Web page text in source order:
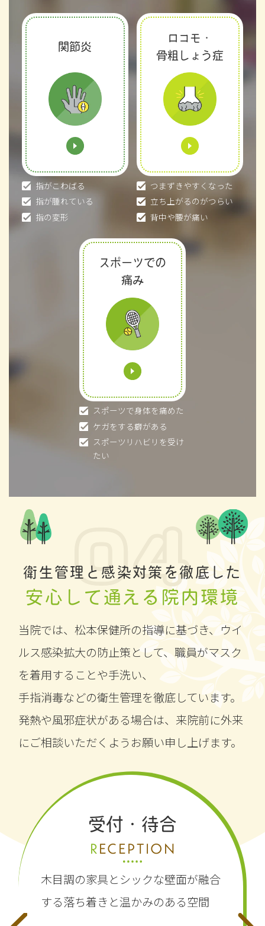
関節炎
指がこわばる
指が腫れている
指の変形
ロコモ・
骨粗しょう症
つまずきやすくなった
立ち上がるのがつらい
背中や腰が痛い
スポーツでの
痛み
スポーツで身体を痛めた
ケガをする癖がある
スポーツリハビリを受け
たい
衛生管理と感染対策を徹底した
安心して通える院内環境
当院では、松本保健所の指導に基づき、ウイ
ルス感染拡大の防止策として、職員がマスク
を着用することや手洗い、
手指消毒などの衛生管理を徹底しています。
発熱や風邪症状がある場合は、来院前に外来
にご相談いただくようお願い申し上げます。
受付・待合
RECEPTION
木目調の家具とシックな壁面が融合
する落ち着きと温かみのある空間
リハビリ室
REHABILITATION
広々と清潔感溢れる空間に多くの
ハビリベッドを配置した
快適なリハビリ室
診察室
EXAMINATION
安心して診察を受けられる、
室のプライベートに
配慮した診察室